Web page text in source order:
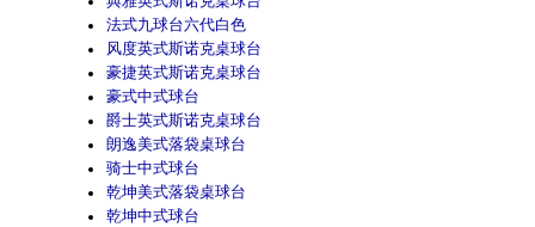
法式九球台六代白色
风度英式斯诺克桌球台
豪捷英式斯诺克桌球台
豪式中式球台
爵士英式斯诺克桌球台
朗逸美式落袋桌球台
骑士中式球台
乾坤美式落袋桌球台
乾坤中式球台